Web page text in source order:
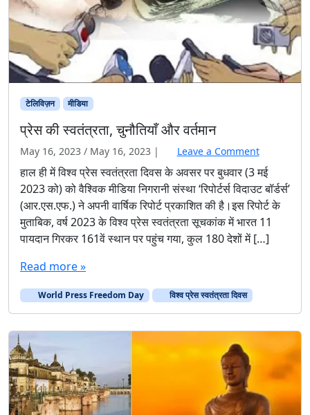
टेलिविज़न मीडिया
प्रेस की स्वतंत्रता, चुनौतियाँ और वर्तमान
May 16, 2023 / May 16, 2023 | Leave a Comment
हाल ही में विश्व प्रेस स्वतंत्रता दिवस के अवसर पर बुधवार (3 मई
2023 को) को वैश्विक मीडिया निगरानी संस्था ‘रिपोर्टर्स विदाउट बॉर्डर्स’
(आर.एस.एफ.) ने अपनी वार्षिक रिपोर्ट प्रकाशित की है।इस रिपोर्ट के
मुताबिक, वर्ष 2023 के विश्व प्रेस स्वतंत्रता सूचकांक में भारत 11
पायदान गिरकर 161वें स्थान पर पहुंच गया, कुल 180 देशों में […]
Read more »
World Press Freedom Day विश्व प्रेस स्वतंत्रता दिवस